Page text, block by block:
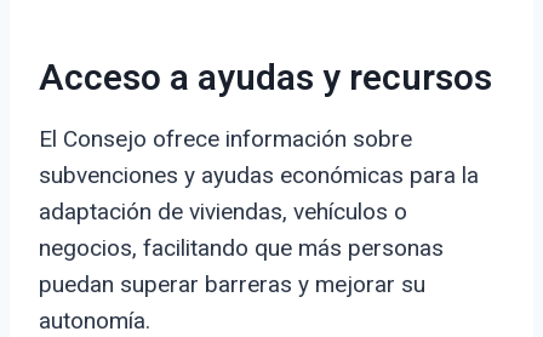
Acceso a ayudas y recursos
El Consejo ofrece información sobre
subvenciones y ayudas económicas para la
adaptación de viviendas, vehículos o
negocios, facilitando que más personas
puedan superar barreras y mejorar su
autonomía.